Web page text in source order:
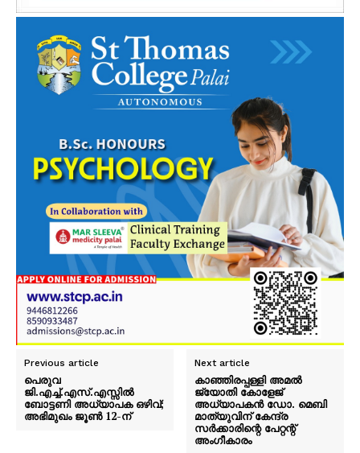
Previous article
പെരുവ
ജി.എച്ച്.എസ്.എസ്സിൽ
ബോട്ടണി അധ്യാപക ഒഴിവ്;
അഭിമുഖം ജൂൺ 12-ന്
Next article
കാഞ്ഞിരപ്പള്ളി അമൽ
ജ്യോതി കോളേജ്
അധ്യാപകൻ ഡോ. മെബി
മാത്യുവിന് കേന്ദ്ര
സർക്കാരിന്റെ പേറ്റന്റ്
അംഗീകാരം